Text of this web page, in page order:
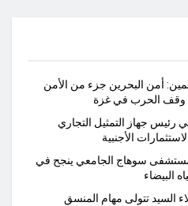
أمن البحرين جزء من الأمن
وقف الحرب في غزة
رئيس جهاز التمثيل التجاري
الأجنبية
سوهاج الجامعي ينجح في
السيد تتولى مهام المنسق